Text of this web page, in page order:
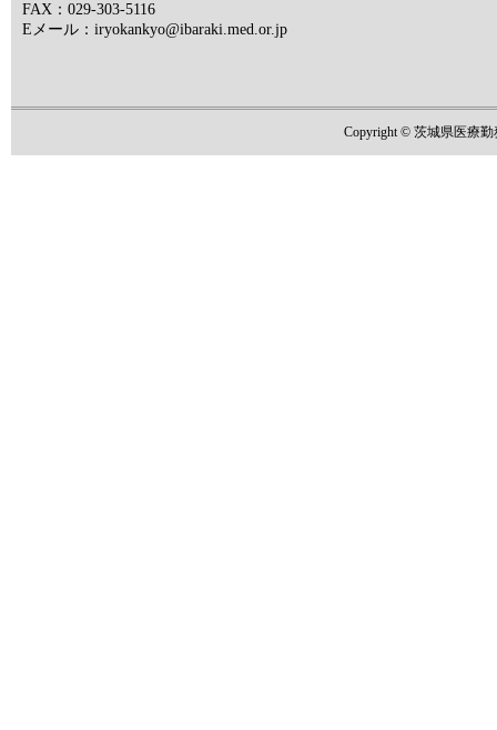
FAX：029-303-5116
Eメール：iryokankyo@ibaraki.med.or.jp
Copyright © 茨城県医療勤